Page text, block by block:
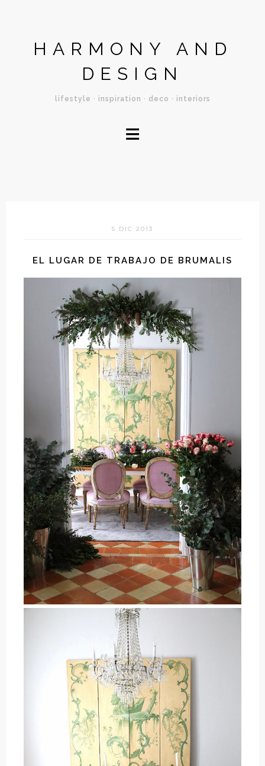
HARMONY AND
DESIGN
lifestyle · inspiration · deco · interiors
≡
5 DIC 2013
EL LUGAR DE TRABAJO DE BRUMALIS